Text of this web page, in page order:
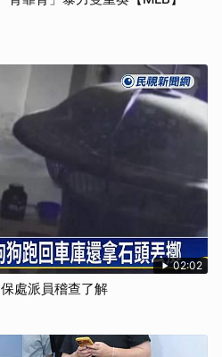
02:02
處派員稽查了解